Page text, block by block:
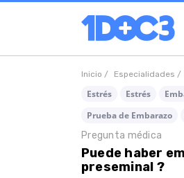
Inicio / Especialidades /
Estrés Estrés
Prueba de Embarazo
Pregunta médica
Puede haber
preseminal ?